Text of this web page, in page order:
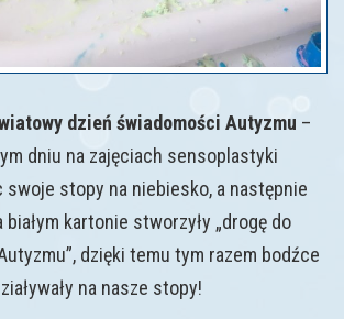
dzień świadomości Autyzmu –
dniu na zajęciach sensoplastyki
swoje stopy na niebiesko, a następnie
kartonie stworzyły „drogę do
dzięki temu tym razem bodźce
na nasze stopy!